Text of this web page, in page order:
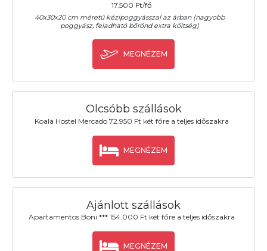
17.500 Ft/fő
40x30x20 cm méretű kézipoggyásszal az árban (nagyobb
poggyász, feladható bőrönd extra költség)
MEGNÉZEM
Olcsóbb szállások
Koala Hostel Mercado 72.950 Ft két főre a teljes időszakra
MEGNÉZEM
Ajánlott szállások
Apartamentos Boni *** 154.000 Ft két főre a teljes időszakra
MEGNÉZEM